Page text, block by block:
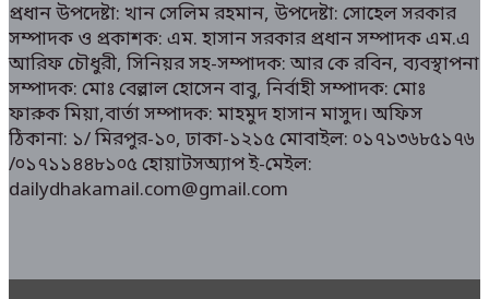
প্রধান উপদেষ্টা: খান সেলিম রহমান, উপদেষ্টা: সোহেল সরকার
সম্পাদক ও প্রকাশক: এম. হাসান সরকার প্রধান সম্পাদক এম.এ
আরিফ চৌধুরী, সিনিয়র সহ-সম্পাদক: আর কে রবিন, ব্যবস্থাপনা
সম্পাদক: মোঃ বেল্লাল হোসেন বাবু, নির্বাহী সম্পাদক: মোঃ
ফারুক মিয়া,বার্তা সম্পাদক: মাহমুদ হাসান মাসুদ। অফিস
ঠিকানা: ১/ মিরপুর-১০, ঢাকা-১২১৫ মোবাইল: ০১৭১৩৬৮৫১৭৬
/০১৭১১৪৪৮১০৫ হোয়াটসঅ্যাপ ই-মেইল:
dailydhakamail.com@gmail.com